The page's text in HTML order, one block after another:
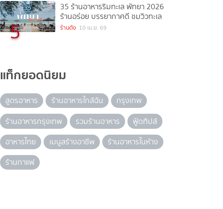
5
35 ร้านอาหารริมทะเล พัทยา 2026
ร้านอร่อย บรรยากาศดี ชมวิวทะเล
ร้านดัง 10 เม.ย. 69
แท็กยอดนิยม
สูตรอาหาร ร้านอาหารใกล้ฉัน
กรุงเทพ
ร้านอาหารกรุงเทพ
รวมร้านอาหาร
ฟู้ดทิปส์
อาหารไทย
เมนูสร้างอาชีพ
ร้านอาหารในห้าง
ร้านกาแฟ